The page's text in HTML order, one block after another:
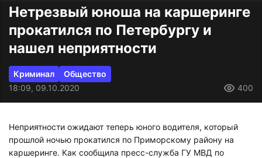
Нетрезвый юноша на каршеринге
прокатился по Петербургу и
нашел неприятности
Криминал
Общество
18:09, 09.10.2020
400
Неприятности ожидают теперь юного водителя, который
прошлой ночью прокатился по Приморскому району на
каршеринге. Как сообщила пресс-служба ГУ МВД по